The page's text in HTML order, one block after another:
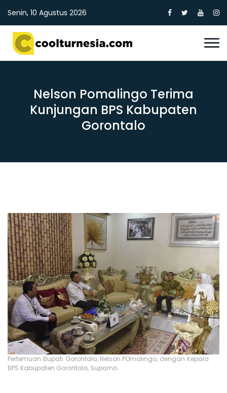
Senin, 10 Agustus 2026
Nelson Pomalingo Terima
Kunjungan BPS Kabupaten
Gorontalo
Pertemuan Bupati Gorontalo, Nelson POmalingo, dengan Kepala
BPS Kabupaten Gorontalo, Suparno.